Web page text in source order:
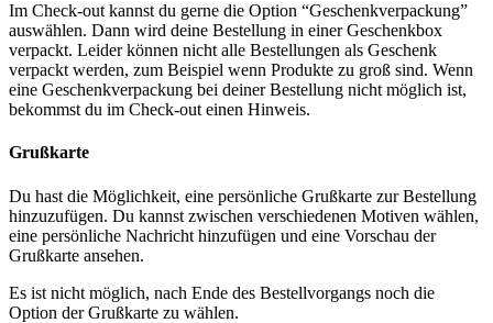
Im Check-out kannst du gerne die Option “Geschenkverpackung”
auswählen. Dann wird deine Bestellung in einer Geschenkbox
verpackt. Leider können nicht alle Bestellungen als Geschenk
verpackt werden, zum Beispiel wenn Produkte zu groß sind. Wenn
eine Geschenkverpackung bei deiner Bestellung nicht möglich ist,
bekommst du im Check-out einen Hinweis.
Grußkarte
Du hast die Möglichkeit, eine persönliche Grußkarte zur Bestellung
hinzuzufügen. Du kannst zwischen verschiedenen Motiven wählen,
eine persönliche Nachricht hinzufügen und eine Vorschau der
Grußkarte ansehen.
Es ist nicht möglich, nach Ende des Bestellvorgangs noch die
Option der Grußkarte zu wählen.